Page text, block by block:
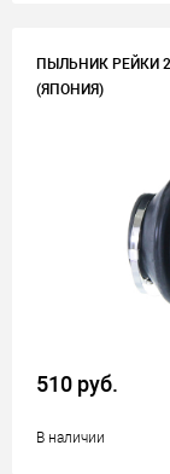
ПЫЛЬНИК РЕЙКИ
(ЯПОНИЯ)
510 руб.
В наличии